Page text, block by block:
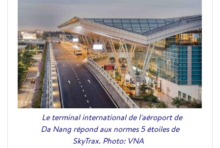
Le terminal international de l'aéroport de
Da Nang répond aux normes 5 étoiles de
SkyTrax. Photo: VNA